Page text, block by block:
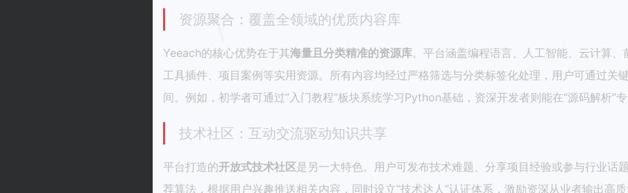
资源聚合：覆盖全领域的优质内容库
Yeeach的核心优势在于其海量且分类精准的资源库。平台涵盖编程语言、人工智能、云计算
工具插件、项目案例等实用资源。所有内容均经过严格筛选与分类标签化处理，用户可通过关
间。例如，初学者可通过“入门教程”板块系统学习Python基础，资深开发者则能在“源码解析”
技术社区：互动交流驱动知识共享
平台打造的开放式技术社区是另一大特色。用户可发布技术难题、分享项目经验或参与行业话
荐算法，根据用户兴趣推送相关内容，同时设立“技术达人”认证体系，激励资深从业者输出高